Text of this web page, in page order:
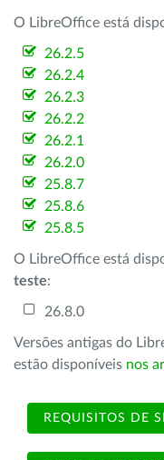
O LibreOffice está
26.2.5
26.2.4
26.2.3
26.2.2
26.2.1
26.2.0
25.8.7
25.8.6
25.8.5
O LibreOffice está
teste:
26.8.0
Versões antigas do
estão disponíveis nos
REQUISITOS DE